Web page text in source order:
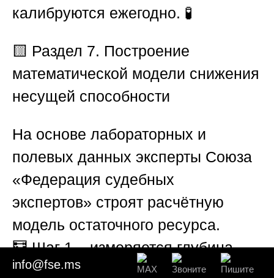
калибруются ежегодно. 🧪
🟨 Раздел 7. Построение
математической модели снижения
несущей способности
На основе лабораторных и
полевых данных эксперты Союза
«Федерация судебных
экспертов» строят расчётную
модель остаточного ресурса.
🧮Шаг 1– измеряется глубина
поражения hпор (мм) по
info@fse.ms